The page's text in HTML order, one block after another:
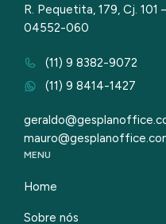
R. Pequetita, 179, Cj. 101
04552-060
(11) 9 8382-9072
(11) 9 8414-1427
MENU
Home
Sobre nós